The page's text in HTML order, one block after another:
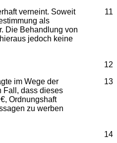
11
verneint. Soweit
als
Die Behandlung von
jedoch keine
12
13
im Wege der
Fall, dass dieses
Ordnungshaft
zu werben
14